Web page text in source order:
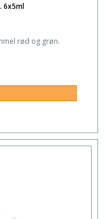
6x5ml
rød og grøn.